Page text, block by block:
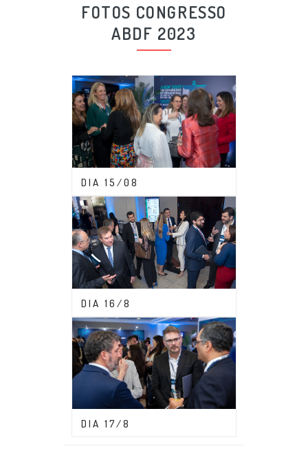
FOTOS CONGRESSO
ABDF 2023
DIA 15/08
CONGRESSO ABDF 2023
DIA 16/8
CONGRESSO ABDF 2023
DIA 17/8
CONGRESSO ABDF 2023